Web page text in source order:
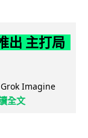
出 主打局
Grok Imagine
全文